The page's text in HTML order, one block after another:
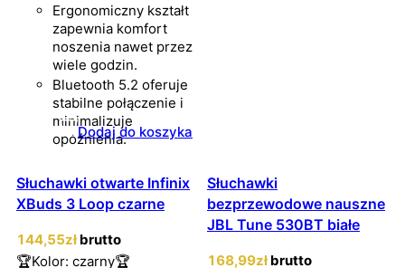
Ergonomiczny kształt
zapewnia komfort
noszenia nawet przez
wiele godzin.
Bluetooth 5.2 oferuje
stabilne połączenie i
minimalizuje
opóźnienia.
Dodaj do koszyka
Słuchawki otwarte Infinix
XBuds 3 Loop czarne
144,55zł brutto
🏆Kolor: czarny🏆
Słuchawki
bezprzewodowe nauszne
JBL Tune 530BT białe
168,99zł brutto